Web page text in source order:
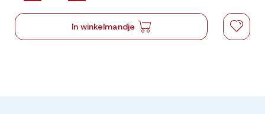
In winkelmandje